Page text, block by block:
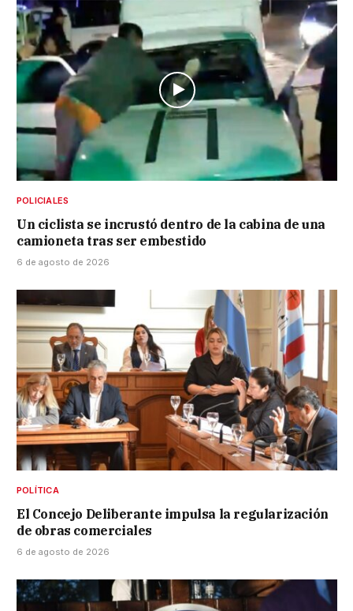
POLICIALES
Un ciclista se incrustó dentro de la cabina de una
camioneta tras ser embestido
6 de agosto de 2026
POLÍTICA
El Concejo Deliberante impulsa la regularización
de obras comerciales
6 de agosto de 2026